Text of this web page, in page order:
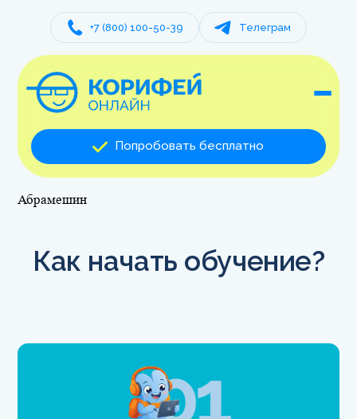
+7 (800) 100-50-39 Телеграм
Попробовать бесплатно
Абрамешин
Как начать обучение?